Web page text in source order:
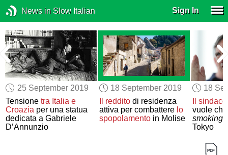
News in Slow Italian Sign In
25 September 2019
Tensionetra Italia e
Croazia per una statua
dedicata a Gabriele
D’Annunzio
18 September 2019
Il redditodi residenza
attiva per combattere lo
spopolamentoin Molise
18
Il sindaco
vuole
smoking
Tokyo